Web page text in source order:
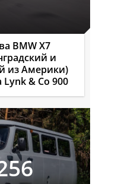
BMW X7
и
из Америки)
& Co 900